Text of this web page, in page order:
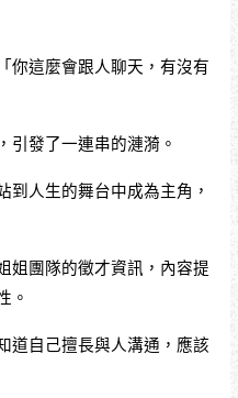
你這麼會跟人聊天，有沒有
引發了一連串的漣漪。
到人生的舞台中成為主角，
姐團隊的徵才資訊，內容提
。
道自己擅長與人溝通，應該